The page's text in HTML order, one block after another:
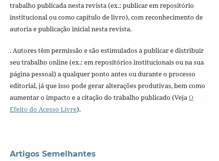
trabalho publicada nesta revista (ex.: publicar em repositório
institucional ou como capítulo de livro), com reconhecimento de
autoria e publicação inicial nesta revista.
. Autores têm permissão e são estimulados a publicar e distribuir
seu trabalho online (ex.: em repositórios institucionais ou na sua
página pessoal) a qualquer ponto antes ou durante o processo
editorial, já que isso pode gerar alterações produtivas, bem como
aumentar o impacto e a citação do trabalho publicado (VejaO
Efeito do Acesso Livre).
Artigos Semelhantes